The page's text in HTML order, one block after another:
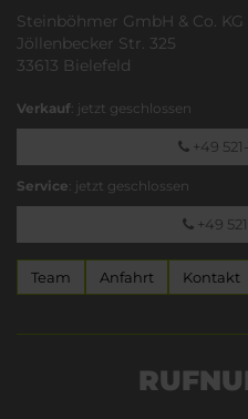
Steinböhmer GmbH & Co. KG
Jöllenbecker Str. 325
33613 Bielefeld
Verkauf: jetzt geschlossen
+49
Service: jetzt geschlossen
+49
Team Anfahrt Kontakt